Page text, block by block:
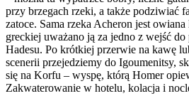
przy brzegach rzeki, a także podziwiać
zatoce. Sama rzeka Acheron jest
greckiej uważano ją za jedno z wejść do
Hadesu. Po krótkiej przerwie na kawę
scenerii przejedziemy do Igoumenitsy,
się na Korfu – wyspę, którą Homer
Zakwaterowanie w hotelu, kolacja i